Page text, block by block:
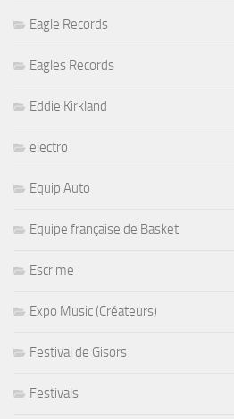
Eagle Records
Eagles Records
Eddie Kirkland
electro
Equip Auto
Equipe française de Basket
Escrime
Expo Music (Créateurs)
Festival de Gisors
Festivals